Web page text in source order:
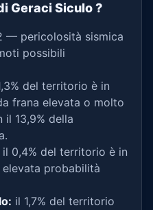
Geraci Siculo?
— pericolosità sismica
possibili
del territorio è in
frana elevata o molto
il 13,9% della
il 0,4% del territorio è in
probabilità
il 1,7% del territorio